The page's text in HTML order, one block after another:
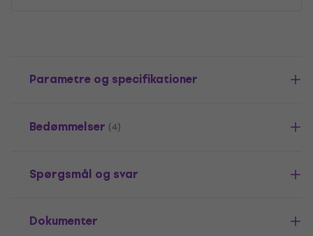
Parametre og specifikationer
Bedømmelser (4)
Spørgsmål og svar
Dokumenter